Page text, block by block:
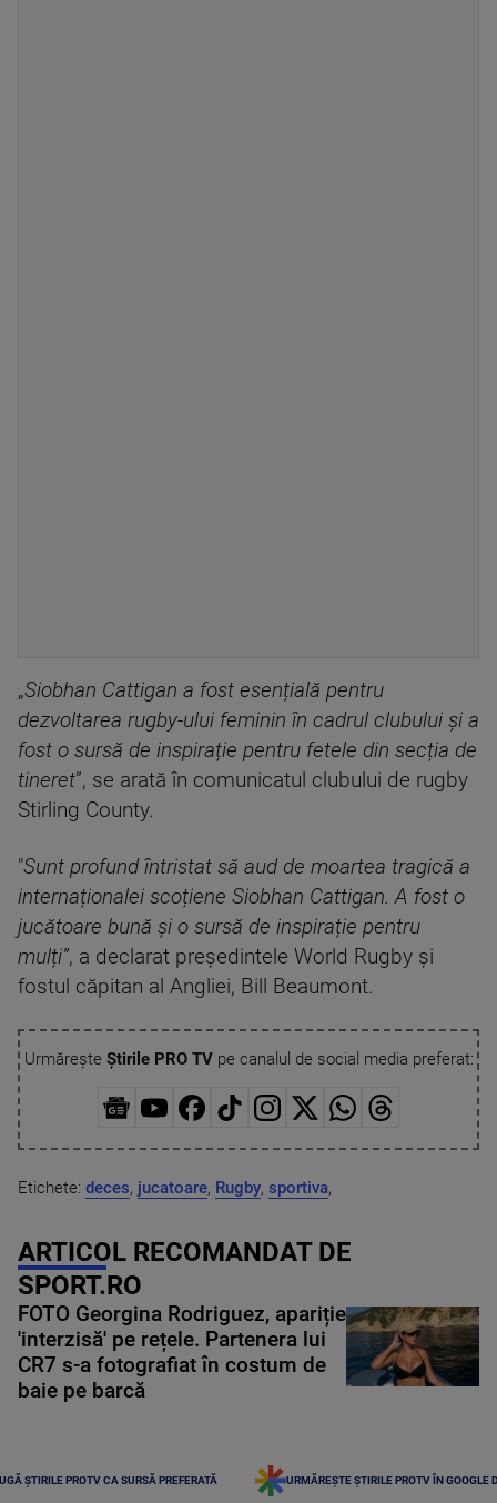
„Siobhan Cattigan a fost esențială pentru
dezvoltarea rugby-ului feminin în cadrul clubului și a
fost o sursă de inspirație pentru fetele din secția de
tineret”, se arată în comunicatul clubului de rugby
Stirling County.
"Sunt profund întristat să aud de moartea tragică a
internaționalei scoțiene Siobhan Cattigan. A fost o
jucătoare bună și o sursă de inspirație pentru
mulți”, a declarat președintele World Rugby și
fostul căpitan al Angliei, Bill Beaumont.
Urmărește Știrile PRO TVpe canalul de social media preferat:
Etichete: deces, jucatoare, Rugby, sportiva,
ARTICOL RECOMANDAT DE
SPORT.RO
FOTO Georgina Rodriguez, apariție
'interzisă' pe rețele. Partenera lui
CR7 s-a fotografiat în costum de
baie pe barcă
ȘTIRILE PROTV CA SURSĂ PREFERATĂ URMĂREȘTE ȘTIRILE PROTV ÎN GOOGLE